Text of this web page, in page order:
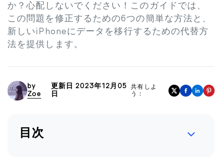
か？心配しないでください！このガイドでは、
この問題を修正するための6つの簡単な方法と、
新しいiPhoneにデータを移行するための代替方
法を提供します。
by
Zoe
更新日 2023年12月05
日
共有しよ
う：
目次